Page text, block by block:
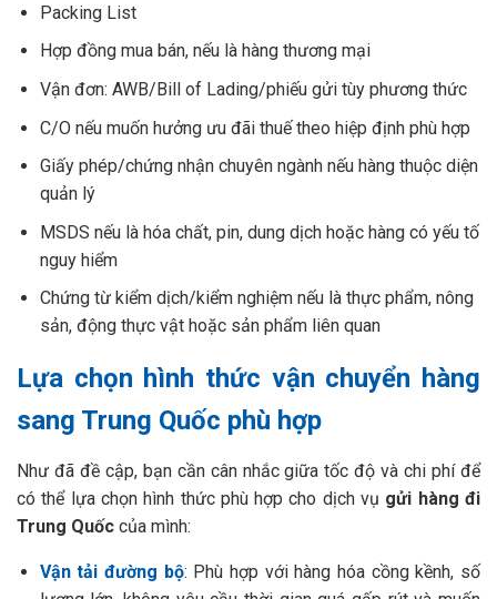
Packing List
Hợp đồng mua bán, nếu là hàng thương mại
Vận đơn: AWB/Bill of Lading/phiếu gửi tùy phương thức
C/O nếu muốn hưởng ưu đãi thuế theo hiệp định phù hợp
Giấy phép/chứng nhận chuyên ngành nếu hàng thuộc diện
quản lý
MSDS nếu là hóa chất, pin, dung dịch hoặc hàng có yếu tố
nguy hiểm
Chứng từ kiểm dịch/kiểm nghiệm nếu là thực phẩm, nông
sản, động thực vật hoặc sản phẩm liên quan
Lựa chọn hình thức vận chuyển hàng
sang Trung Quốc phù hợp
Như đã đề cập, bạn cần cân nhắc giữa tốc độ và chi phí để
có thể lựa chọn hình thức phù hợp cho dịch vụ gửi hàng đi
Trung Quốc của mình:
Vận tải đường bộ: Phù hợp với hàng hóa cồng kềnh, số